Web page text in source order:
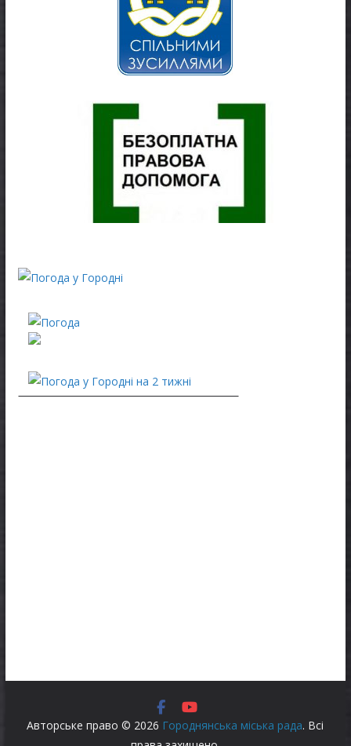
Авторське право © 2026 Городнянська міська рада. Всі